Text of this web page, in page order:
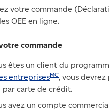
votre commande
OEE en ligne.
commande
êtes un client du
entreprisesMC, vous
par carte de crédit.
avez un compte